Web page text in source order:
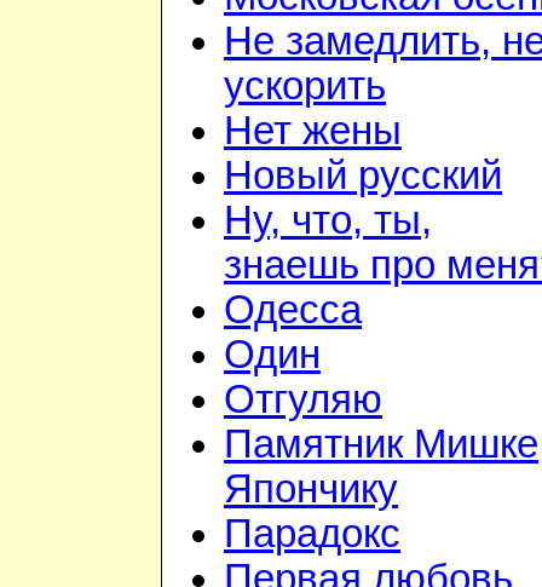
Не замедлить,
ускорить
Нет жены
Новый русский
Ну, что, ты,
знаешь про
Одесса
Один
Отгуляю
Памятник Мишке
Япончику
Парадокс